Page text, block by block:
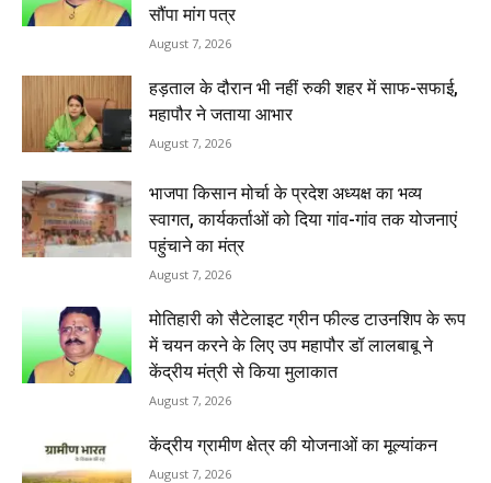
सौंपा मांग पत्र
August 7, 2026
हड़ताल के दौरान भी नहीं रुकी शहर में साफ-सफाई,
महापौर ने जताया आभार
August 7, 2026
भाजपा किसान मोर्चा के प्रदेश अध्यक्ष का भव्य
स्वागत, कार्यकर्ताओं को दिया गांव-गांव तक योजनाएं
पहुंचाने का मंत्र
August 7, 2026
मोतिहारी को सैटेलाइट ग्रीन फील्ड टाउनशिप के रूप
में चयन करने के लिए उप महापौर डॉ लालबाबू ने
केंद्रीय मंत्री से किया मुलाकात
August 7, 2026
केंद्रीय ग्रामीण क्षेत्र की योजनाओं का मूल्यांकन
August 7, 2026